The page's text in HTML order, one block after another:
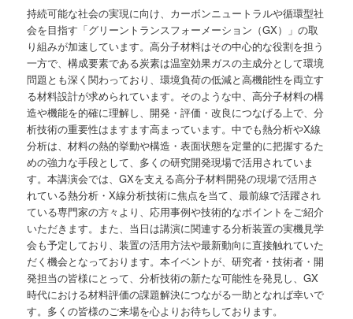
持続可能な社会の実現に向け、カーボンニュートラルや循環型社
会を目指す「グリーントランスフォーメーション（GX）」の取
り組みが加速しています。高分子材料はその中心的な役割を担う
一方で、構成要素である炭素は温室効果ガスの主成分として環境
問題とも深く関わっており、環境負荷の低減と高機能性を両立す
る材料設計が求められています。そのような中、高分子材料の構
造や機能を的確に理解し、開発・評価・改良につなげる上で、分
析技術の重要性はますます高まっています。中でも熱分析やX線
分析は、材料の熱的挙動や構造・表面状態を定量的に把握するた
めの強力な手段として、多くの研究開発現場で活用されていま
す。本講演会では、GXを支える高分子材料開発の現場で活用さ
れている熱分析・X線分析技術に焦点を当て、最前線で活躍され
ている専門家の方々より、応用事例や技術的なポイントをご紹介
いただきます。また、当日は講演に関連する分析装置の実機見学
会も予定しており、装置の活用方法や最新動向に直接触れていた
だく機会となっております。本イベントが、研究者・技術者・開
発担当の皆様にとって、分析技術の新たな可能性を発見し、GX
時代における材料評価の課題解決につながる一助となれば幸いで
す。多くの皆様のご来場を心よりお待ちしております。